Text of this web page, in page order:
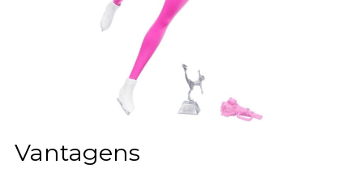
Vantagens